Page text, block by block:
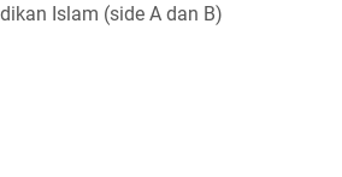
Islam (side A dan B)